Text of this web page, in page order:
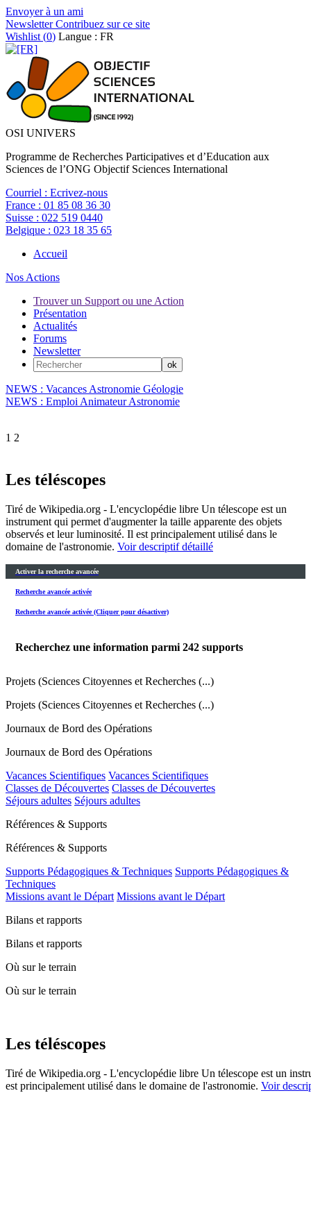
Envoyer à un ami
NewsletterContribuez sur ce site
Wishlist (0) Langue : FR
OSI UNIVERS
Programme de Recherches Participatives et d’Education aux
Sciences de l’ONG Objectif Sciences International
Courriel : Ecrivez-nous
France : 01 85 08 36 30
Suisse : 022 519 0440
Belgique : 023 18 35 65
Accueil
Nos Actions
Trouver un Support ou une Action
Présentation
Actualités
Forums
Newsletter
NEWS : Vacances Astronomie Géologie
NEWS : Emploi Animateur Astronomie
1 2
Les téléscopes
Tiré de Wikipedia.org - L'encyclopédie libre Un télescope est un
instrument qui permet d'augmenter la taille apparente des objets
observés et leur luminosité. Il est principalement utilisé dans le
domaine de l'astronomie. Voir descriptif détaillé
Activer la recherche avancée
Recherche avancée activée
Recherche avancée activée (Cliquer pour désactiver)
Recherchez une information parmi 242 supports
Projets (Sciences Citoyennes et Recherches (...)
Projets (Sciences Citoyennes et Recherches (...)
Journaux de Bord des Opérations
Journaux de Bord des Opérations
Vacances Scientifiques Vacances Scientifiques
Classes de Découvertes Classes de Découvertes
Séjours adultes Séjours adultes
Références & Supports
Références & Supports
Supports Pédagogiques & Techniques Supports Pédagogiques &
Techniques
Missions avant le Départ Missions avant le Départ
Bilans et rapports
Bilans et rapports
Où sur le terrain
Où sur le terrain
Les téléscopes
Tiré de Wikipedia.org - L'encyclopédie libre Un télescope est un
est principalement utilisé dans le domaine de l'astronomie. Voir